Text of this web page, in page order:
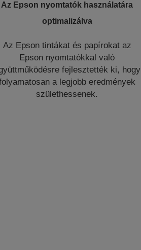
Az Epson nyomtatók használatára
optimalizálva
Az Epson tintákat és papírokat az
Epson nyomtatókkal való
fejlesztették ki, hogy
a legjobb eredmények
születhessenek.